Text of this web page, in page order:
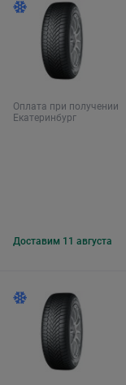
Оплата при получении
Екатеринбург
Доставим 11 августа